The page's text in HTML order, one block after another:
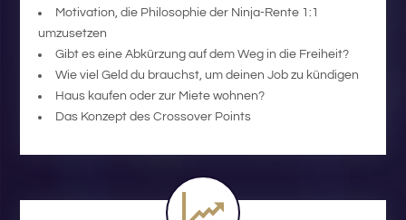
Motivation, die Philosophie der Ninja-Rente 1:1
umzusetzen
Gibt es eine Abkürzung auf dem Weg in die Freiheit?
Wie viel Geld du brauchst, um deinen Job zu kündigen
Haus kaufen oder zur Miete wohnen?
Das Konzept des Crossover Points